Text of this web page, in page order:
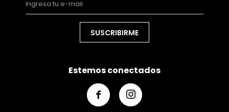
SUSCRIBIRME
Estemos conectados
 